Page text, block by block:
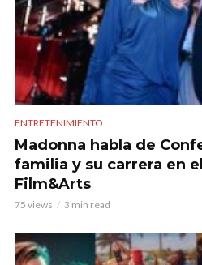
ENTRETENIMIENTO
Madonna habla de
familia y su carrera en
Film&Arts
75 views 3 min read